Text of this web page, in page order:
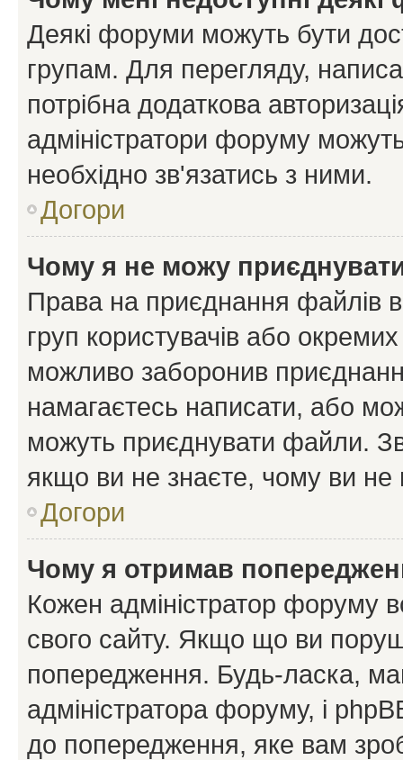
Деякі форуми можуть бути
групам. Для перегляду,
потрібна додаткова
адміністратори форуму
необхідно зв'язатись з ними.
Догори
Чому я не можу
Права на приєднання файлів
груп користувачів або
можливо заборонив
намагаєтесь написати, або
можуть приєднувати файли.
якщо ви не знаєте, чому ви
Догори
Чому я отримав
Кожен адміністратор форуму
свого сайту. Якщо що ви
попередження. Будь-ласка,
адміністратора форуму, і
до попередження, яке вам